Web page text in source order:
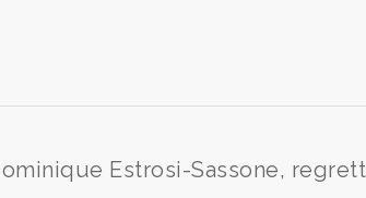
Estrosi-Sassone,